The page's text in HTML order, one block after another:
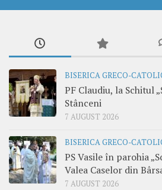
BISERICA GRECO-
PF Claudiu, la Schitul
Stânceni
7 AUGUST 2026
BISERICA GRECO-
PS Vasile în parohia
Valea Caselor din
7 AUGUST 2026